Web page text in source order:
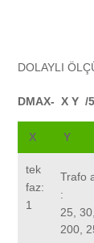
DOLAYLI
DMAX- X Y /
X Y
tek
faz:
1
Trafo
:
25,
200,